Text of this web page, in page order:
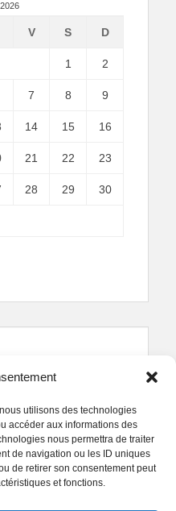
utilisons des technologies
accéder aux informations des
nous permettra de traiter
de navigation ou les ID uniques
de retirer son consentement peut
et fonctions.
V S D
1 2
7 8 9
14 15 16
21 22 23
28 29 30
et photographies
2026.